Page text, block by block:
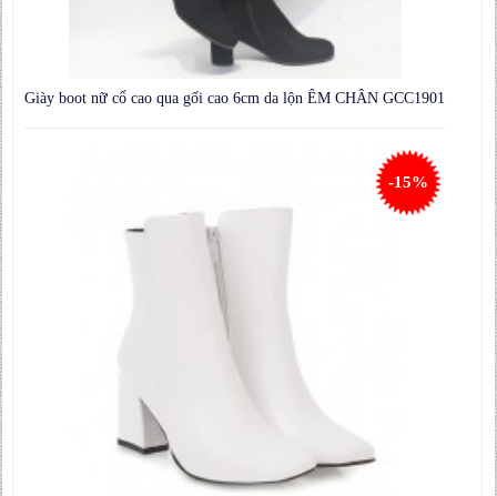
Giày boot nữ cổ cao qua gối cao 6cm da lộn ÊM CHÂN GCC1901
-15%